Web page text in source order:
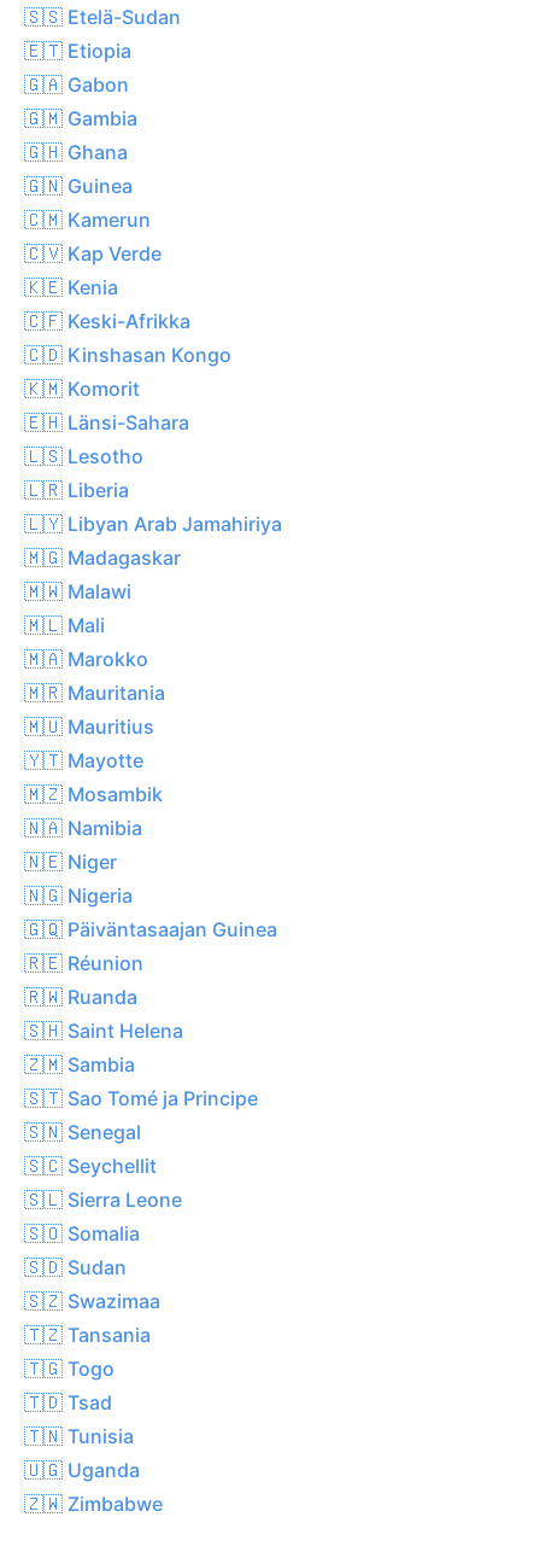
🇸🇸 Etelä-Sudan
🇪🇹 Etiopia
🇬🇦 Gabon
🇬🇲 Gambia
🇬🇭 Ghana
🇬🇳 Guinea
🇨🇲 Kamerun
🇨🇻 Kap Verde
🇰🇪 Kenia
🇨🇫 Keski-Afrikka
🇨🇩 Kinshasan Kongo
🇰🇲 Komorit
🇪🇭 Länsi-Sahara
🇱🇸 Lesotho
🇱🇷 Liberia
🇱🇾 Libyan Arab Jamahiriya
🇲🇬 Madagaskar
🇲🇼 Malawi
🇲🇱 Mali
🇲🇦 Marokko
🇲🇷 Mauritania
🇲🇺 Mauritius
🇾🇹 Mayotte
🇲🇿 Mosambik
🇳🇦 Namibia
🇳🇪 Niger
🇳🇬 Nigeria
🇬🇶 Päiväntasaajan Guinea
🇷🇪 Réunion
🇷🇼 Ruanda
🇸🇭 Saint Helena
🇿🇲 Sambia
🇸🇹 Sao Tomé ja Principe
🇸🇳 Senegal
🇸🇨 Seychellit
🇸🇱 Sierra Leone
🇸🇴 Somalia
🇸🇩 Sudan
🇸🇿 Swazimaa
🇹🇿 Tansania
🇹🇬 Togo
🇹🇩 Tsad
🇹🇳 Tunisia
🇺🇬 Uganda
🇿🇼 Zimbabwe